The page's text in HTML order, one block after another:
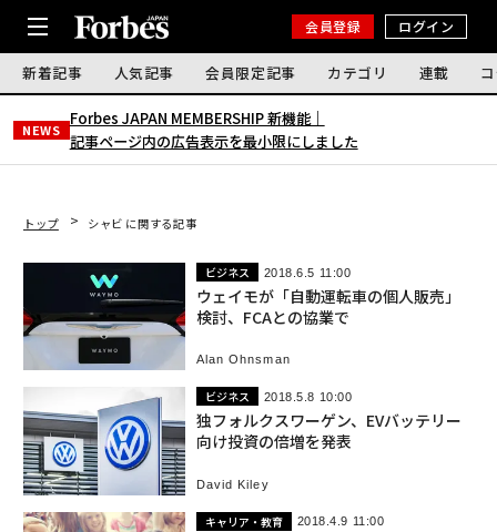
会員登録 ログイン
新着記事 人気記事 会員限定記事 カテゴリ 連載
NEWS
Forbes JAPAN MEMBERSHIP 新機能｜
記事ページ内の広告表示を最小限にしました
トップ シャビ に関する記事
ビジネス 2018.6.5 11:00
ウェイモが「自動運転車の個人販売」
検討、FCAとの協業で
Alan Ohnsman
ビジネス 2018.5.8 10:00
独フォルクスワーゲン、EVバッテリー
向け投資の倍増を発表
David Kiley
キャリア・教育 2018.4.9 11:00